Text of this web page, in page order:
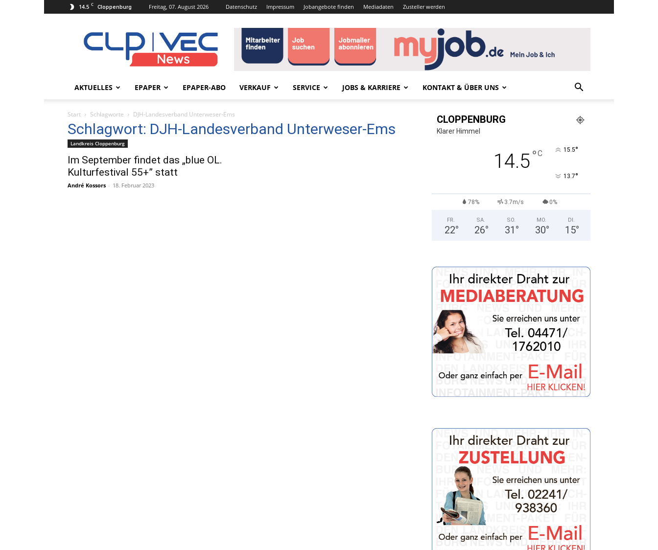
14.5 C Cloppenburg Freitag, 07. August 2026 Datenschutz Impressum Jobangebote finden Mediadaten Zusteller werden
clpvecnews.de
AKTUELLES EPAPER EPAPER-ABO VERKAUF SERVICE JOBS & KARRIERE KONTAKT & ÜBER UNS
Start Schlagworte DJH-Landesverband Unterweser-Ems
Schlagwort: DJH-Landesverband Unterweser-Ems
Landkreis Cloppenburg
Im September findet das „blue OL.
Kulturfestival 55+” statt
André Kossors - 18. Februar 2023
CLOPPENBURG
Klarer Himmel
14.5°C 15.5°
13.7°
78% 3.7m/s 0%
FR.
22°
SA.
26°
SO.
31 °
MO.
30°
DI.
15°